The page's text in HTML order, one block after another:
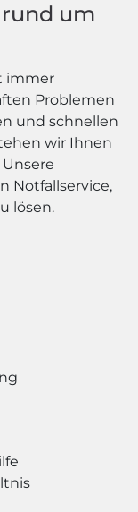
um
immer
Problemen
und schnellen
wir Ihnen
Notfallservice,
lösen.